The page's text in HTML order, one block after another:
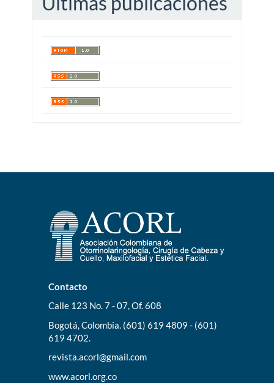
Contacto
Calle 123 No. 7 - 07, Of. 608
Bogotá, Colombia. (601) 619 4809 - (601)
619 4702.
revista.acorl@gmail.com
www.acorl.org.co